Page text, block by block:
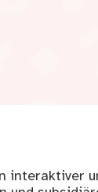
interaktiver